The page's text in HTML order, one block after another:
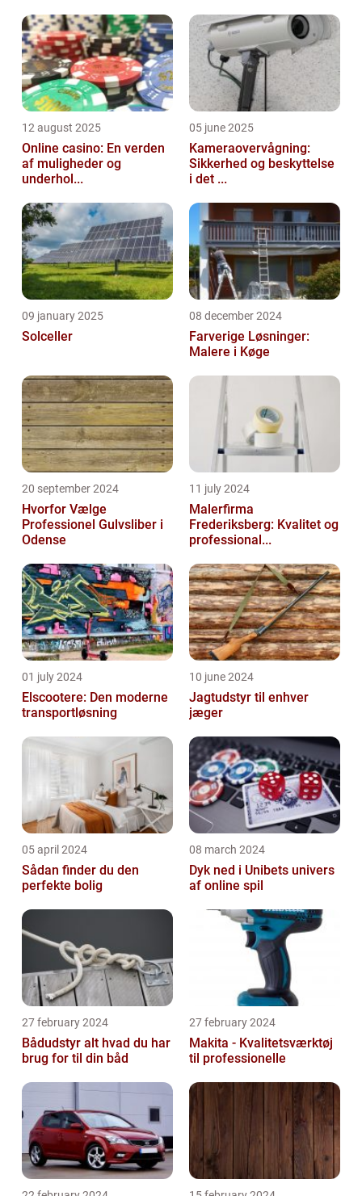
12 august 2025
Online casino: En verden
af muligheder og
underhol...
05 june 2025
Kameraovervågning:
Sikkerhed og beskyttelse
i det ...
09 january 2025
Solceller
08 december 2024
Farverige Løsninger:
Malere i Køge
20 september 2024
Hvorfor Vælge
Professionel Gulvsliber i
Odense
11 july 2024
Malerfirma
Frederiksberg: Kvalitet og
professional...
01 july 2024
Elscootere: Den moderne
transportløsning
10 june 2024
Jagtudstyr til enhver
jæger
05 april 2024
Sådan finder du den
perfekte bolig
08 march 2024
Dyk ned i Unibets univers
af online spil
27 february 2024
Bådudstyr alt hvad du har
brug for til din båd
27 february 2024
Makita - Kvalitetsværktøj
til professionelle